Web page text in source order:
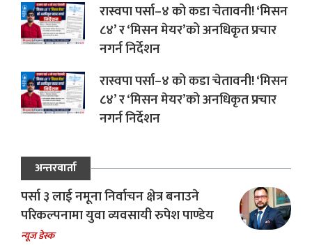
रास्वपा पर्सा–४ को कडा चेतावनी! ‘मिसन
८४’ र ‘मिसन मेयर’को अनधिकृत प्रचार
नगर्न निर्देशन
रास्वपा पर्सा–४ को कडा चेतावनी! ‘मिसन
८४’ र ‘मिसन मेयर’को अनधिकृत प्रचार
नगर्न निर्देशन
अन्तरवार्ता
पर्सा ३ लाई नमूना निर्वाचन क्षेत्र बनाउने
परिकल्पनामा युवा व्यवसायी रुपेश पाण्डेय
न्यूज डेस्क